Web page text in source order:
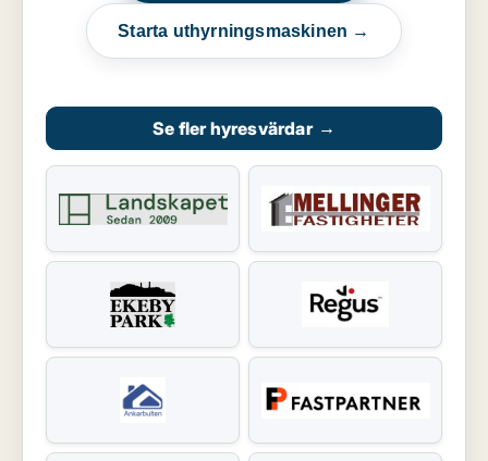
Starta uthyrningsmaskinen →
Se fler hyresvärdar →